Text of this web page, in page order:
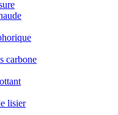
carbone
lisier